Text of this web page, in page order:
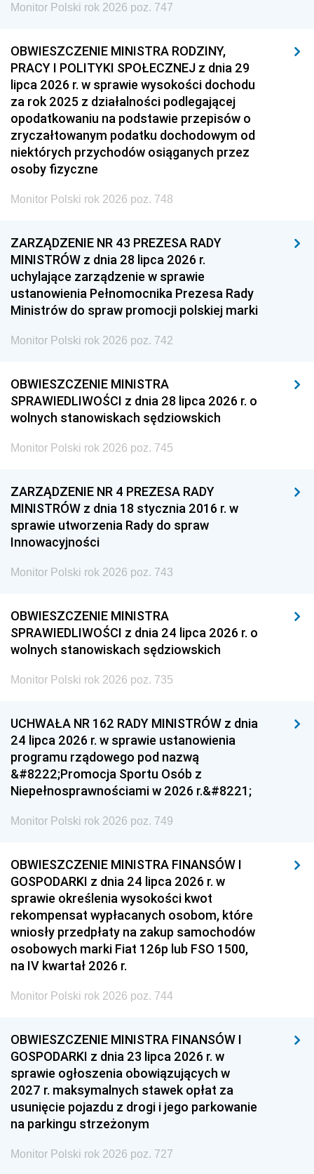
Monitor Polski rok 2026 poz. 747
OBWIESZCZENIE MINISTRA RODZINY,
PRACY I POLITYKI SPOŁECZNEJ z dnia 29
lipca 2026 r. w sprawie wysokości dochodu
za rok 2025 z działalności podlegającej
opodatkowaniu na podstawie przepisów o
zryczałtowanym podatku dochodowym od
niektórych przychodów osiąganych przez
osoby fizyczne
Monitor Polski rok 2026 poz. 748
ZARZĄDZENIE NR 43 PREZESA RADY
MINISTRÓW z dnia 28 lipca 2026 r.
uchylające zarządzenie w sprawie
ustanowienia Pełnomocnika Prezesa Rady
Ministrów do spraw promocji polskiej marki
Monitor Polski rok 2026 poz. 742
OBWIESZCZENIE MINISTRA
SPRAWIEDLIWOŚCI z dnia 28 lipca 2026 r. o
wolnych stanowiskach sędziowskich
Monitor Polski rok 2026 poz. 745
ZARZĄDZENIE NR 4 PREZESA RADY
MINISTRÓW z dnia 18 stycznia 2016 r. w
sprawie utworzenia Rady do spraw
Innowacyjności
Monitor Polski rok 2026 poz. 743
OBWIESZCZENIE MINISTRA
SPRAWIEDLIWOŚCI z dnia 24 lipca 2026 r. o
wolnych stanowiskach sędziowskich
Monitor Polski rok 2026 poz. 735
UCHWAŁA NR 162 RADY MINISTRÓW z dnia
24 lipca 2026 r. w sprawie ustanowienia
programu rządowego pod nazwą
&#8222;Promocja Sportu Osób z
Niepełnosprawnościami w 2026 r.&#8221;
Monitor Polski rok 2026 poz. 749
OBWIESZCZENIE MINISTRA FINANSÓW I
GOSPODARKI z dnia 24 lipca 2026 r. w
sprawie określenia wysokości kwot
rekompensat wypłacanych osobom, które
wniosły przedpłaty na zakup samochodów
osobowych marki Fiat 126p lub FSO 1500,
na IV kwartał 2026 r.
Monitor Polski rok 2026 poz. 744
OBWIESZCZENIE MINISTRA FINANSÓW I
GOSPODARKI z dnia 23 lipca 2026 r. w
sprawie ogłoszenia obowiązujących w
2027 r. maksymalnych stawek opłat za
usunięcie pojazdu z drogi i jego parkowanie
na parkingu strzeżonym
Monitor Polski rok 2026 poz. 727